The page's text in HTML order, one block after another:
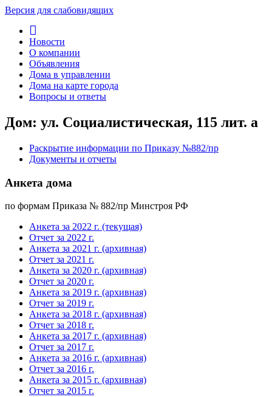
Версия для слабовидящих
Новости
О компании
Объявления
Дома в управлении
Дома на карте города
Вопросы и ответы
Дом: ул. Социалистическая, 115 лит. а
Раскрытие информации по Приказу №882/пр
Документы и отчеты
Анкета дома
по формам Приказа № 882/пр Минстроя РФ
Анкета за 2022 г. (текущая)
Отчет за 2022 г.
Анкета за 2021 г. (архивная)
Отчет за 2021 г.
Анкета за 2020 г. (архивная)
Отчет за 2020 г.
Анкета за 2019 г. (архивная)
Отчет за 2019 г.
Анкета за 2018 г. (архивная)
Отчет за 2018 г.
Анкета за 2017 г. (архивная)
Отчет за 2017 г.
Анкета за 2016 г. (архивная)
Отчет за 2016 г.
Анкета за 2015 г. (архивная)
Отчет за 2015 г.